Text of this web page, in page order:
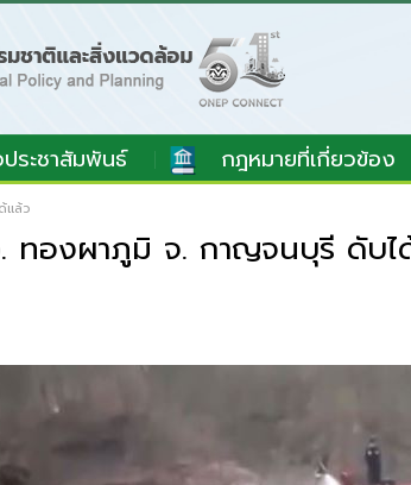
ประชาสัมพันธ์ กฎหมายที่เกี่ยวข้อง
แล้ว
ทองผาภูมิ จ. กาญจนบุรี ดับไ